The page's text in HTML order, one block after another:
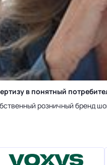
в понятный
розничный бренд